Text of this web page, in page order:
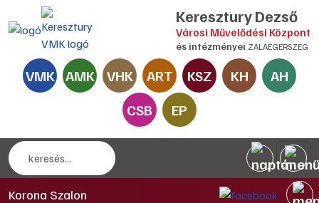
Keresztury Dezső
Városi Művelődési Központ
és intézményei ZALAEGERSZEG
VMK AMK VHK ART KSZ KH
AH
CSB
EP
Korona Szalon